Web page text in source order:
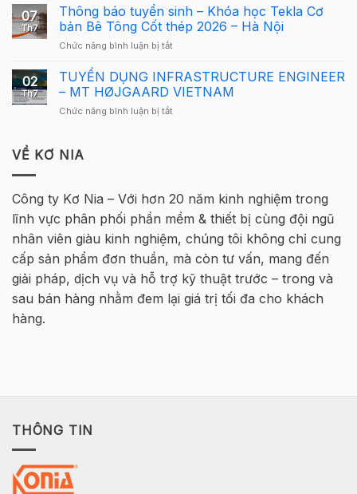
cho
người
Giải
Cầu
Lông
Tekla
Nam
2026
Hà
Cầu
Lông
Tekla
Việt
2026
quay
lại
07
Th7
Thông báo tuyển sinh – Khóa học Tekla Cơ
bản Bê Tông Cốt thép 2026 – Hà Nội
Chức năng bình luận bị tắtở
báo
tuyển
sinh
–
Bê
Cốt
thép
2026
–
Hà
Nội
02
Th7
TUYỂN DỤNG INFRASTRUCTURE ENGINEER
– MT HØJGAARD VIETNAM
Chức năng bình luận bị tắtở
MT
HØJGAARD
VIETNAM
VỀ KƠ NIA
Công ty Kơ Nia – Với hơn 20 năm kinh nghiệm trong
lĩnh vực phân phối phần mềm & thiết bị cùng đội ngũ
nhân viên giàu kinh nghiệm, chúng tôi không chỉ cung
cấp sản phẩm đơn thuần, mà còn tư vấn, mang đến
giải pháp, dịch vụ và hỗ trợ kỹ thuật trước – trong và
sau bán hàng nhằm đem lại giá trị tối đa cho khách
hàng.
THÔNG TIN